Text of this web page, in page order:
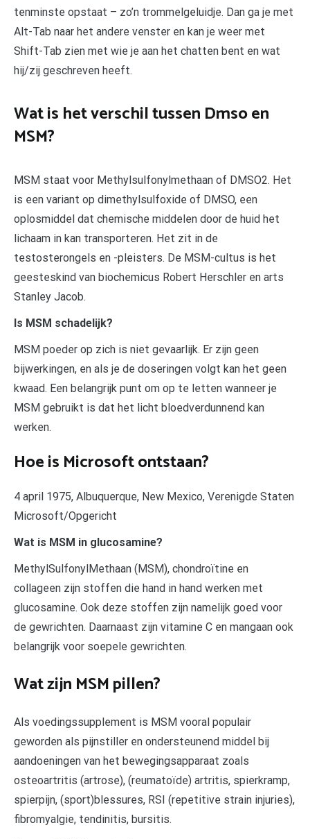
tenminste opstaat – zo’n trommelgeluidje. Dan ga je met
Alt-Tab naar het andere venster en kan je weer met
Shift-Tab zien met wie je aan het chatten bent en wat
hij/zij geschreven heeft.
Wat is het verschil tussen Dmso en
MSM?
MSM staat voor Methylsulfonylmethaan of DMSO2. Het
is een variant op dimethylsulfoxide of DMSO, een
oplosmiddel dat chemische middelen door de huid het
lichaam in kan transporteren. Het zit in de
testosterongels en -pleisters. De MSM-cultus is het
geesteskind van biochemicus Robert Herschler en arts
Stanley Jacob.
Is MSM schadelijk?
MSM poeder op zich is niet gevaarlijk. Er zijn geen
bijwerkingen, en als je de doseringen volgt kan het geen
kwaad. Een belangrijk punt om op te letten wanneer je
MSM gebruikt is dat het licht bloedverdunnend kan
werken.
Hoe is Microsoft ontstaan?
4 april 1975, Albuquerque, New Mexico, Verenigde Staten
Microsoft/Opgericht
Wat is MSM in glucosamine?
MethylSulfonylMethaan (MSM), chondroïtine en
collageen zijn stoffen die hand in hand werken met
glucosamine. Ook deze stoffen zijn namelijk goed voor
de gewrichten. Daarnaast zijn vitamine C en mangaan ook
belangrijk voor soepele gewrichten.
Wat zijn MSM pillen?
Als voedingssupplement is MSM vooral populair
geworden als pijnstiller en ondersteunend middel bij
aandoeningen van het bewegingsapparaat zoals
osteoartritis (artrose), (reumatoïde) artritis, spierkramp,
spierpijn, (sport)blessures, RSI (repetitive strain injuries),
fibromyalgie, tendinitis, bursitis.